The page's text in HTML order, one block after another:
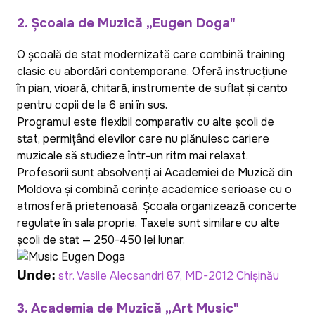
2. Școala de Muzică „Eugen Doga"
O școală de stat modernizată care combină training
clasic cu abordări contemporane. Oferă instrucțiune
în pian, vioară, chitară, instrumente de suflat și canto
pentru copii de la 6 ani în sus.
Programul este flexibil comparativ cu alte școli de
stat, permițând elevilor care nu plănuiesc cariere
muzicale să studieze într-un ritm mai relaxat.
Profesorii sunt absolvenți ai Academiei de Muzică din
Moldova și combină cerințe academice serioase cu o
atmosferă prietenoasă. Școala organizează concerte
regulate în sala proprie. Taxele sunt similare cu alte
școli de stat — 250-450 lei lunar.
Unde: str. Vasile Alecsandri 87, MD-2012 Chișinău
3. Academia de Muzică „Art Music"